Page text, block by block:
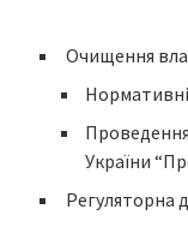
Очищення
України
Регуляторна